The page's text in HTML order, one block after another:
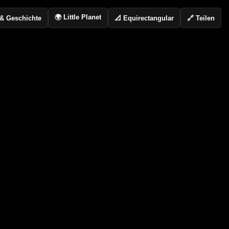
Geschichte 🌍 Little Planet 📐 Equirectangular 🔗 Teilen